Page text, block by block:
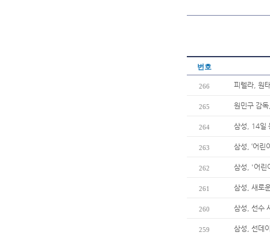
번호
266 피렐라, 원
265 원민구 감
264 삼성, 14일
263 삼성, ‘어린
262 삼성, '어린
261 삼성, 새로
260 삼성, 선수
259 삼성, 선데